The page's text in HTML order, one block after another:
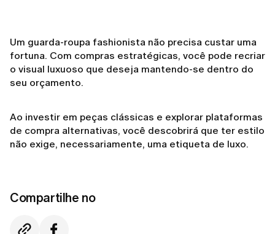
Um guarda-roupa fashionista não precisa custar uma
fortuna. Com compras estratégicas, você pode recriar
o visual luxuoso que deseja mantendo-se dentro do
seu orçamento.
Ao investir em peças clássicas e explorar plataformas
de compra alternativas, você descobrirá que ter estilo
não exige, necessariamente, uma etiqueta de luxo.
Compartilhe no